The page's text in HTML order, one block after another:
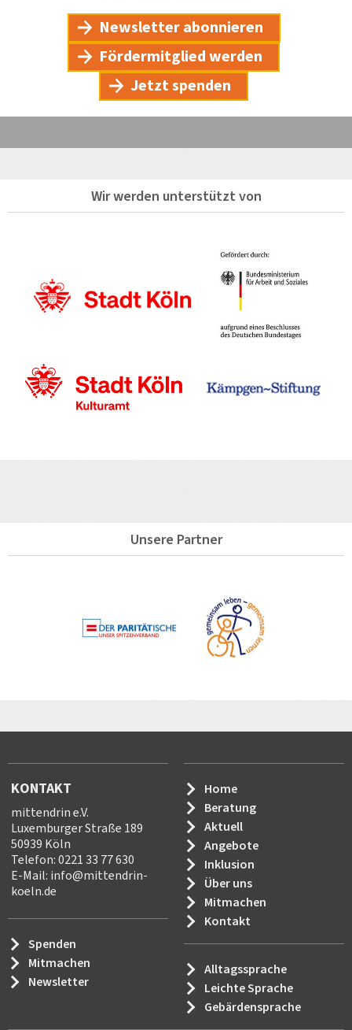
Newsletter abonnieren
Fördermitglied werden
Jetzt spenden
Wir werden unterstützt von
Unsere Partner
KONTAKT
mittendrin e.V.
Luxemburger Straße 189
50939 Köln
Telefon: 0221 33 77 630
E-Mail: info@mittendrin-
koeln.de
Spenden
Mitmachen
Newsletter
Home
Beratung
Aktuell
Angebote
Inklusion
Über uns
Mitmachen
Kontakt
Alltagssprache
Leichte Sprache
Gebärdensprache